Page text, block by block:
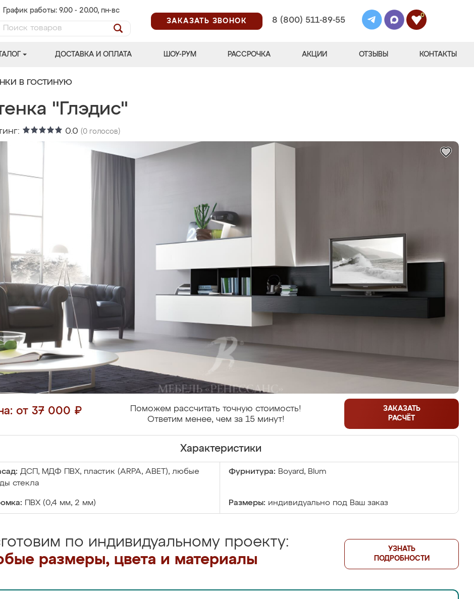
График работы: 9.00 - 20.00, пн-вс
ЗАКАЗАТЬ ЗВОНОК
8 (800) 511-89-55
0
ДОСТАВКА И ОПЛАТА ШОУ-РУМ РАССРОЧКА АКЦИИ ОТЗЫВЫ КОНТАКТЫ
В ГОСТИНУЮ
"Глэдис"
0.0 (0 голосов)
от 37 000 ₽
Поможем рассчитать точную стоимость!
Ответим менее, чем за 15 минут!
ЗАКАЗАТЬ
РАСЧЁТ
Характеристики
ДСП, МДФ ПВХ, пластик (ARPA, ABET), любые
стекла
Фурнитура: Boyard, Blum
ПВХ (0,4 мм, 2 мм) Размеры: индивидуально под Ваш заказ
по индивидуальному проекту:
размеры, цвета и материалы
УЗНАТЬ
ПОДРОБНОСТИ